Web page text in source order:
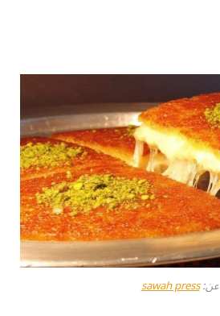
عن:sawah press